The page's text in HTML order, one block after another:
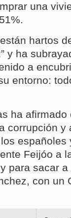
una
hartos
y ha
a
entorno:
ha
corrupción y
españoles
Feijóo a
para sacar
con un